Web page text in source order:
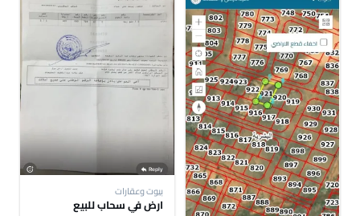
بيوت وعقارات
ارض في سحاب للبيع